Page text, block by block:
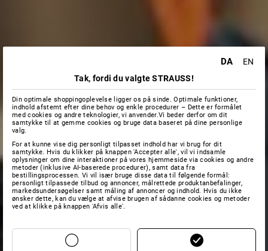
DA
EN
Tak, fordi du valgte STRAUSS!
Din optimale shoppingoplevelse ligger os på sinde. Optimale funktioner,
indhold afstemt efter dine behov og enkle procedurer – Dette er formålet
med cookies og andre teknologier, vi anvender.Vi beder derfor om dit
samtykke til at gemme cookies og bruge data baseret på dine personlige
valg.
For at kunne vise dig personligt tilpasset indhold har vi brug for dit
samtykke. Hvis du klikker på knappen 'Accepter alle', vil vi indsamle
oplysninger om dine interaktioner på vores hjemmeside via cookies og andre
metoder (inklusive AI-baserede procedurer), samt data fra
bestillingsprocessen. Vi vil især bruge disse data til følgende formål:
personligt tilpassede tilbud og annoncer, målrettede produktanbefalinger,
markedsundersøgelser samt måling af annoncer og indhold. Hvis du ikke
ønsker dette, kan du vælge at afvise brugen af sådanne cookies og metoder
ved at klikke på knappen 'Afvis alle'.